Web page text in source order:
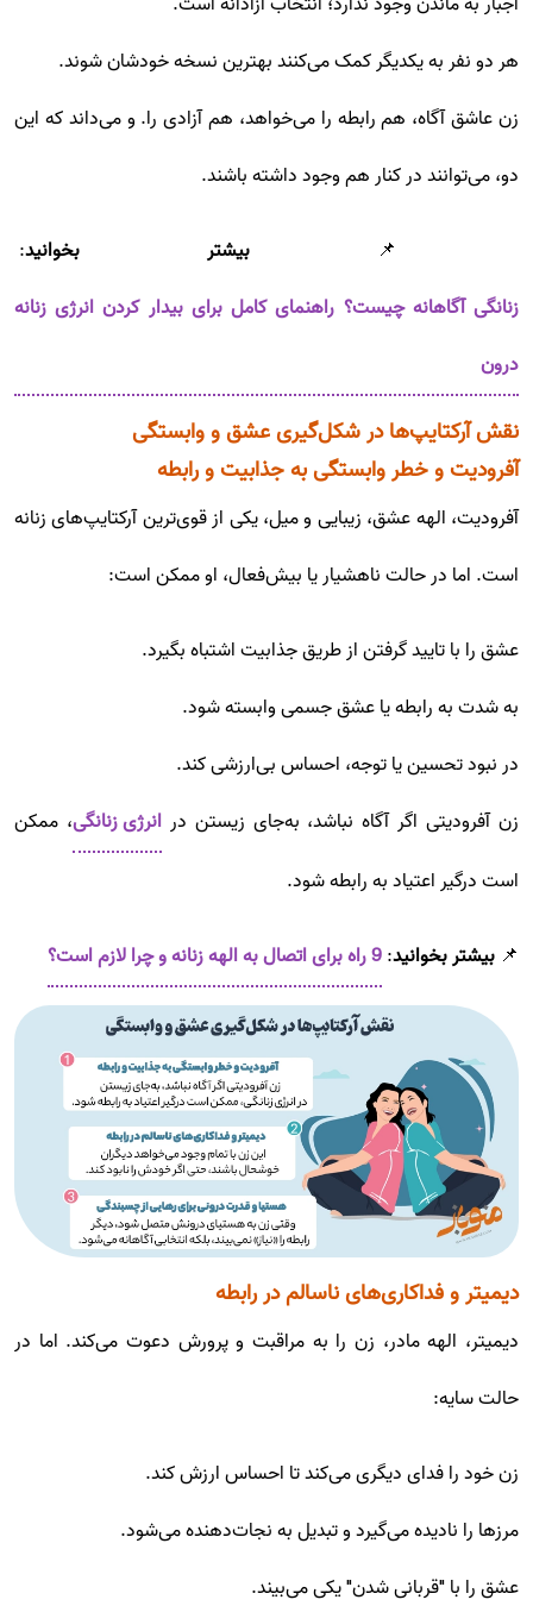
هر دو نفر به یکدیگر کمک می‌کنند بهترین نسخه خودشان شوند.
زن عاشق آگاه، هم رابطه را می‌خواهد، هم آزادی را. و می‌داند که این
دو، می‌توانند در کنار هم وجود داشته باشند.
📌 بیشتر بخوانید:
زنانگی آگاهانه چیست؟ راهنمای کامل برای بیدار کردن انرژی زنانه
درون
نقش آرکتایپ‌ها در شکل‌گیری عشق و وابستگی
آفرودیت و خطر وابستگی به جذابیت و رابطه
آفرودیت، الهه عشق، زیبایی و میل، یکی از قوی‌ترین آرکتایپ‌های زنانه
است. اما در حالت ناهشیار یا بیش‌فعال، او ممکن است:
عشق را با تایید گرفتن از طریق جذابیت اشتباه بگیرد.
به شدت به رابطه یا عشق جسمی وابسته شود.
در نبود تحسین یا توجه، احساس بی‌ارزشی کند.
زن آفرودیتی اگر آگاه نباشد، به‌جای زیستن درانرژی زنانگی، ممکن
است درگیر اعتیاد به رابطه شود.
📌 بیشتر بخوانید:9 راه برای اتصال به الهه زنانه و چرا لازم است؟
دیمیتر و فداکاری‌های ناسالم در رابطه
دیمیتر، الهه مادر، زن را به مراقبت و پرورش دعوت می‌کند. اما در
حالت سایه:
زن خود را فدای دیگری می‌کند تا احساس ارزش کند.
مرزها را نادیده می‌گیرد و تبدیل به نجات‌دهنده می‌شود.
عشق را با "قربانی شدن" یکی می‌بیند.